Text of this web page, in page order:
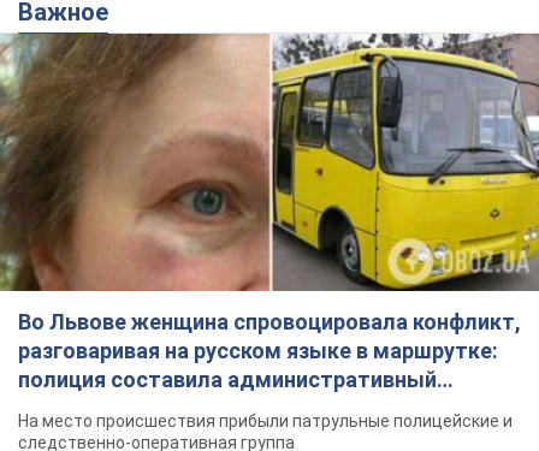
разговаривая на русском языке в маршрутке:
полиция составила административный
протокол. Видео
На место происшествия прибыли патрульные полицейские и
следственно-оперативная группа
4 часа назад 7,9 т.
"Воюют, потому что глупы": в
Черновцах водитель автобуса
проявил неуважение к украинским
военным и поплатился за это.
Видео
пассажирами и оскорблений в адрес военных
7 часов назад 7,8 т.
"Не следит за сексуальностью": в